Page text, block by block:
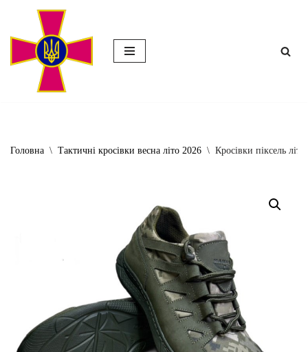
Перейти
Головна \ Тактичні кросівки весна літо 2026 \ Кросівки піксель